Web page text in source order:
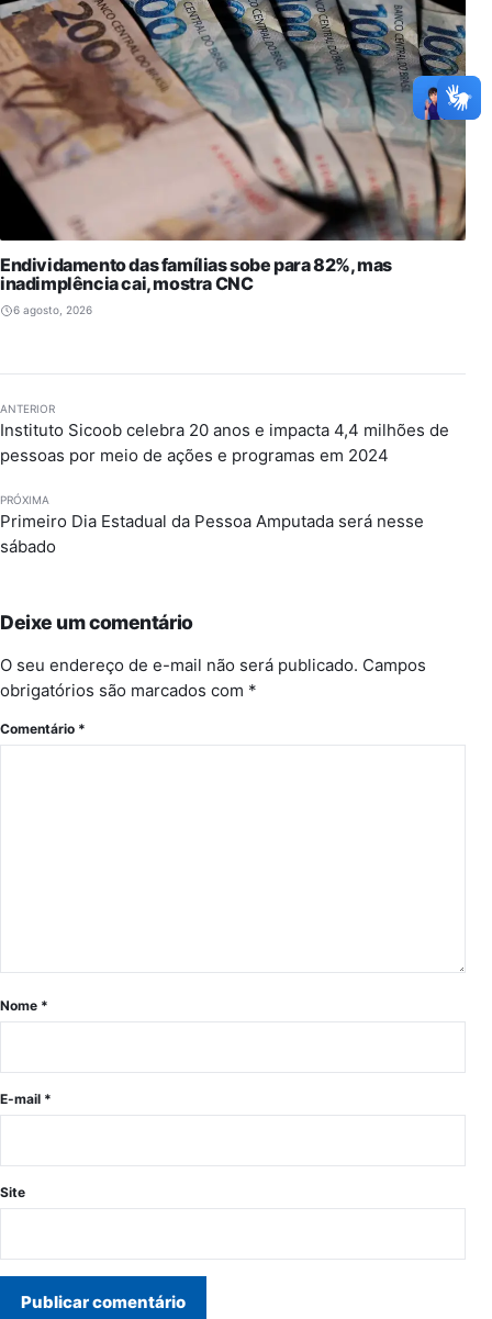
Endividamento das famílias sobe para 82%, mas
inadimplência cai, mostra CNC
6 agosto, 2026
ANTERIOR
Instituto Sicoob celebra 20 anos e impacta 4,4 milhões de
pessoas por meio de ações e programas em 2024
PRÓXIMA
Primeiro Dia Estadual da Pessoa Amputada será nesse
sábado
Deixe um comentário
O seu endereço de e-mail não será publicado. Campos
obrigatórios são marcados com *
Comentário *
Nome *
E-mail *
Site